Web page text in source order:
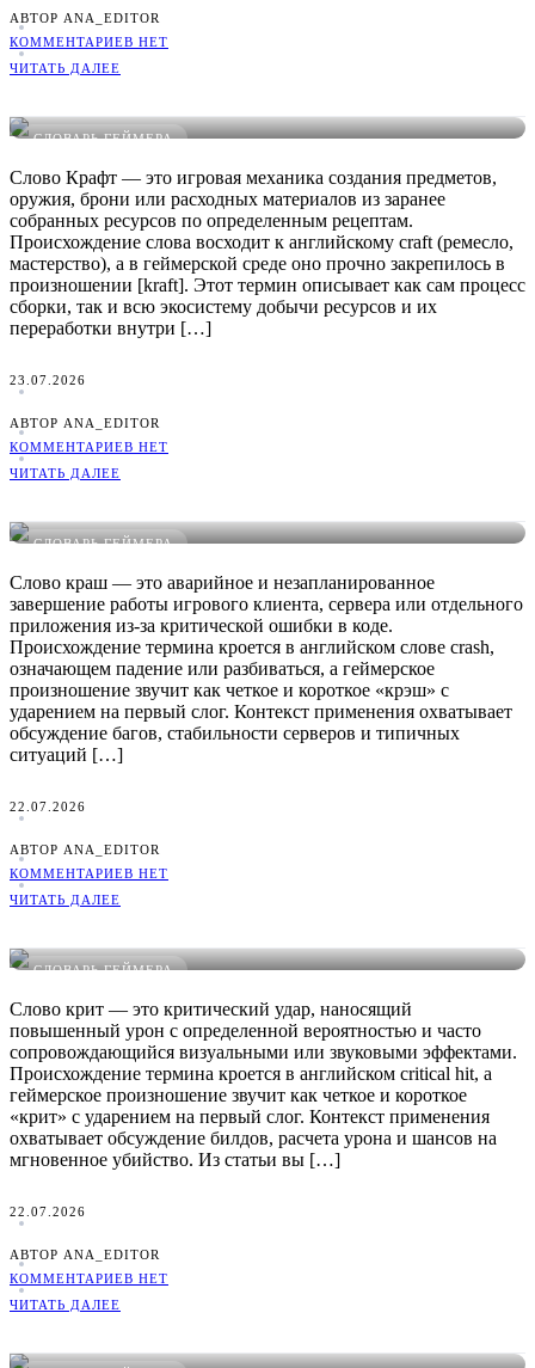
АВТОР ANA_EDITOR
КОММЕНТАРИЕВ НЕТ
ЧИТАТЬ ДАЛЕЕ
СЛОВАРЬ ГЕЙМЕРА
Слово Крафт — это игровая механика создания предметов,
оружия, брони или расходных материалов из заранее
собранных ресурсов по определенным рецептам.
Происхождение слова восходит к английскому craft (ремесло,
мастерство), а в геймерской среде оно прочно закрепилось в
произношении [kraft]. Этот термин описывает как сам процесс
сборки, так и всю экосистему добычи ресурсов и их
переработки внутри […]
23.07.2026
АВТОР ANA_EDITOR
КОММЕНТАРИЕВ НЕТ
ЧИТАТЬ ДАЛЕЕ
СЛОВАРЬ ГЕЙМЕРА
Слово краш — это аварийное и незапланированное
завершение работы игрового клиента, сервера или отдельного
приложения из-за критической ошибки в коде.
Происхождение термина кроется в английском слове crash,
означающем падение или разбиваться, а геймерское
произношение звучит как четкое и короткое «крэш» с
ударением на первый слог. Контекст применения охватывает
обсуждение багов, стабильности серверов и типичных
ситуаций […]
22.07.2026
АВТОР ANA_EDITOR
КОММЕНТАРИЕВ НЕТ
ЧИТАТЬ ДАЛЕЕ
СЛОВАРЬ ГЕЙМЕРА
Слово крит — это критический удар, наносящий
повышенный урон с определенной вероятностью и часто
сопровождающийся визуальными или звуковыми эффектами.
Происхождение термина кроется в английском critical hit, а
геймерское произношение звучит как четкое и короткое
«крит» с ударением на первый слог. Контекст применения
охватывает обсуждение билдов, расчета урона и шансов на
мгновенное убийство. Из статьи вы […]
22.07.2026
АВТОР ANA_EDITOR
КОММЕНТАРИЕВ НЕТ
ЧИТАТЬ ДАЛЕЕ